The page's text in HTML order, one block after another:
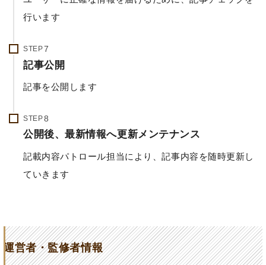
行います
STEP
記事公開
記事を公開します
STEP
公開後、最新情報へ更新メンテナンス
記載内容パトロール担当により、記事内容を随時更新し
ていきます
運営者・監修者情報